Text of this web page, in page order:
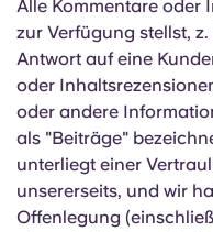
Alle Kommentare oder
zur Verfügung stellst,
Antwort auf eine
oder
oder andere
als "Beiträge"
unterliegt einer
unsererseits, und wir
Offenlegung